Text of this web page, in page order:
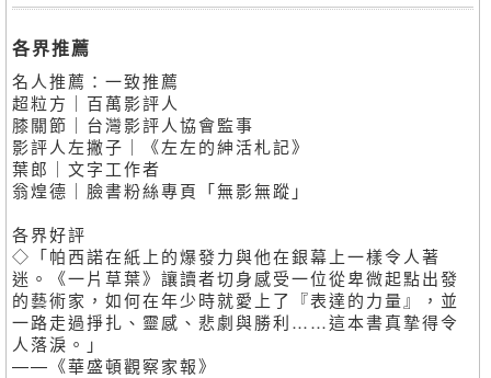
各界推薦
名人推薦：一致推薦
超粒方｜百萬影評人
膝關節｜台灣影評人協會監事
影評人左撇子｜《左左的紳活札記》
葉郎｜文字工作者
翁煌德｜臉書粉絲專頁「無影無蹤」
各界好評
◇「帕西諾在紙上的爆發力與他在銀幕上一樣令人著
迷。《一片草葉》讓讀者切身感受一位從卑微起點出發
的藝術家，如何在年少時就愛上了『表達的力量』，並
一路走過掙扎、靈感、悲劇與勝利……這本書真摯得令
人落淚。」
——《華盛頓觀察家報》